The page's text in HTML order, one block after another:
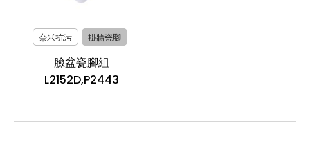
奈米抗污 掛牆瓷腳
臉盆瓷腳組
L2152D,P2443